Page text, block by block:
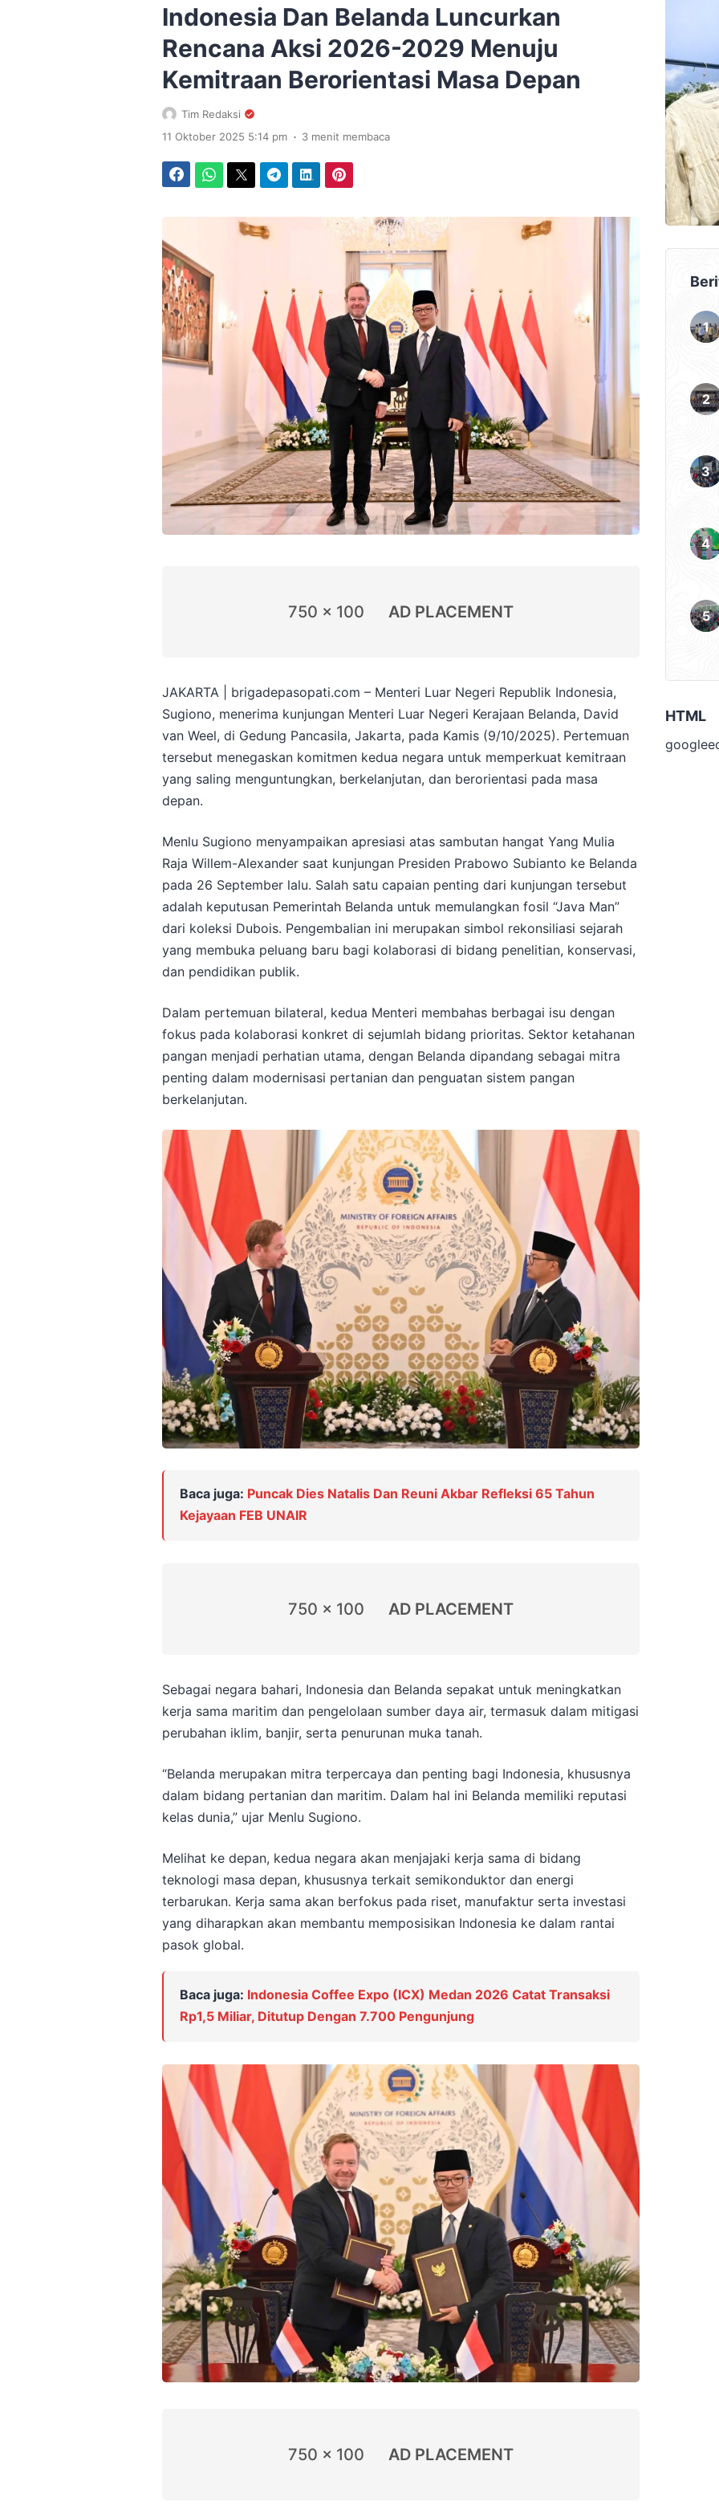
Indonesia Dan Belanda Luncurkan
Rencana Aksi 2026-2029 Menuju
Kemitraan Berorientasi Masa Depan
Tim Redaksi
11 Oktober 2025 5:14 pm . 3 menit membaca
750 x 100 AD PLACEMENT
JAKARTA | brigadepasopati.com – Menteri Luar Negeri Republik Indonesia,
Sugiono, menerima kunjungan Menteri Luar Negeri Kerajaan Belanda, David
van Weel, di Gedung Pancasila, Jakarta, pada Kamis (9/10/2025). Pertemuan
tersebut menegaskan komitmen kedua negara untuk memperkuat kemitraan
yang saling menguntungkan, berkelanjutan, dan berorientasi pada masa
depan.
Menlu Sugiono menyampaikan apresiasi atas sambutan hangat Yang Mulia
Raja Willem-Alexander saat kunjungan Presiden Prabowo Subianto ke Belanda
pada 26 September lalu. Salah satu capaian penting dari kunjungan tersebut
adalah keputusan Pemerintah Belanda untuk memulangkan fosil “Java Man”
dari koleksi Dubois. Pengembalian ini merupakan simbol rekonsiliasi sejarah
yang membuka peluang baru bagi kolaborasi di bidang penelitian, konservasi,
dan pendidikan publik.
Dalam pertemuan bilateral, kedua Menteri membahas berbagai isu dengan
fokus pada kolaborasi konkret di sejumlah bidang prioritas. Sektor ketahanan
pangan menjadi perhatian utama, dengan Belanda dipandang sebagai mitra
penting dalam modernisasi pertanian dan penguatan sistem pangan
berkelanjutan.
Baca juga: Puncak Dies Natalis Dan Reuni Akbar Refleksi 65 Tahun
Kejayaan FEB UNAIR
750 x 100 AD PLACEMENT
Sebagai negara bahari, Indonesia dan Belanda sepakat untuk meningkatkan
kerja sama maritim dan pengelolaan sumber daya air, termasuk dalam mitigasi
perubahan iklim, banjir, serta penurunan muka tanah.
“Belanda merupakan mitra terpercaya dan penting bagi Indonesia, khususnya
dalam bidang pertanian dan maritim. Dalam hal ini Belanda memiliki reputasi
kelas dunia,” ujar Menlu Sugiono.
Melihat ke depan, kedua negara akan menjajaki kerja sama di bidang
teknologi masa depan, khususnya terkait semikonduktor dan energi
terbarukan. Kerja sama akan berfokus pada riset, manufaktur serta investasi
yang diharapkan akan membantu memposisikan Indonesia ke dalam rantai
pasok global.
Baca juga: Indonesia Coffee Expo (ICX) Medan 2026 Catat Transaksi
Rp1,5 Miliar, Ditutup Dengan 7.700 Pengunjung
750 x 100 AD PLACEMENT
HTML